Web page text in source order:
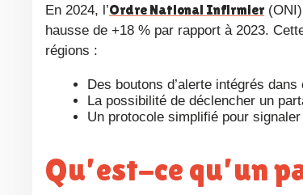
En 2024, l’Ordre National Infirmier
hausse de +18 % par rapport à 2023.
régions :
Des boutons d’alerte intégrés
La possibilité de déclencher un
Un protocole simplifié pour
Qu’est-ce